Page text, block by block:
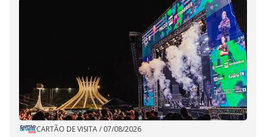
CARTÃO DE VISITA/ 07/08/2026